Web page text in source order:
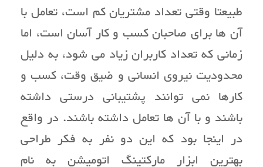
طبیعتا وقتی تعداد مشتریان کم است، تعامل با
آن ها برای صاحبان کسب و کار آسان است، اما
زمانی که تعداد کاربران زیاد می شود، به دلیل
محدودیت نیروی انسانی و ضیق وقت، کسب و
کارها نمی توانند پشتیبانی درستی داشته
باشند و با آن ها تعامل داشته باشند. در واقع
در اینجا بود که این دو نفر به فکر طراحی
بهترین ابزار مارکتینگ اتومیشن به نام